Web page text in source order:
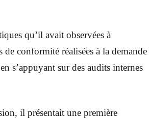
qu’il avait observées à
de conformité réalisées à la demande
s’appuyant sur des audits internes
il présentait une première